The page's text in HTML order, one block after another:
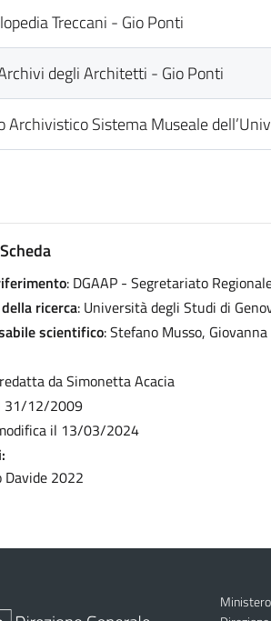
Treccani - Gio Ponti
degli Architetti - Gio Ponti
Archivistico Sistema Museale
: DGAAP - Segretariato
ricerca: Università degli Studi di
scientifico: Stefano Musso,
da Simonetta Acacia
31/12/2009
il 13/03/2024
Davide 2022